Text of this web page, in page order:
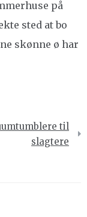
på
sted at bo
skønne ø har
til
slagtere